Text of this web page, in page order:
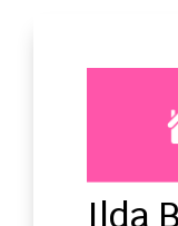
Ilda